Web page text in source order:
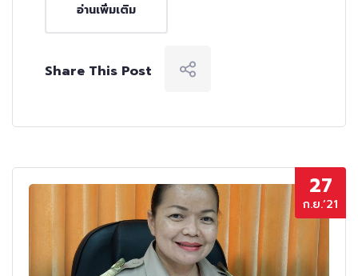
อ่านเพิ่มเติม
Share This Post
27
ก.ย.’21